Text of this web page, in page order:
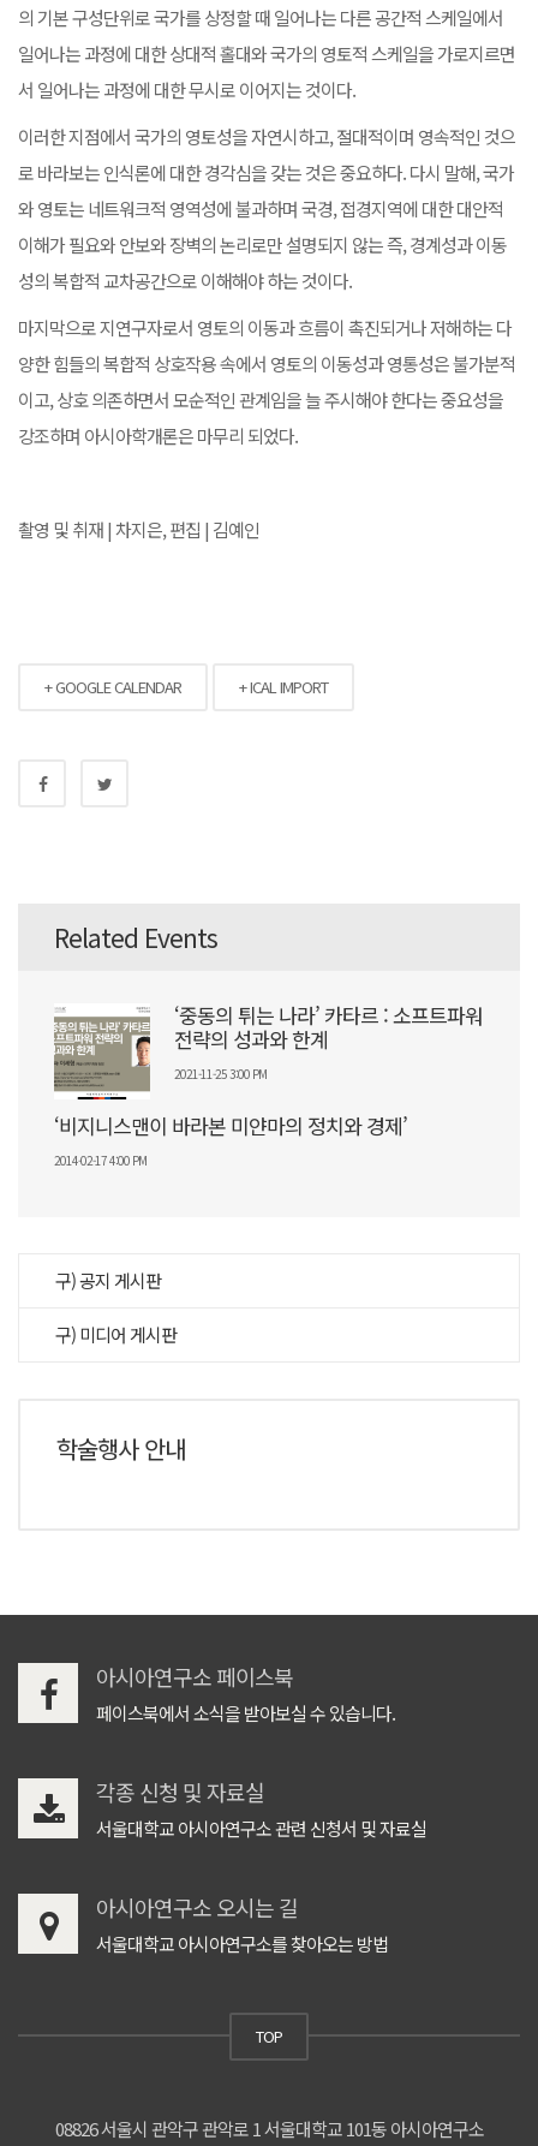
의 기본 구성단위로 국가를 상정할 때 일어나는 다른 공간적 스케일에서
일어나는 과정에 대한 상대적 홀대와 국가의 영토적 스케일을 가로지르면
서 일어나는 과정에 대한 무시로 이어지는 것이다.
이러한 지점에서 국가의 영토성을 자연시하고, 절대적이며 영속적인 것으
로 바라보는 인식론에 대한 경각심을 갖는 것은 중요하다. 다시 말해, 국가
와 영토는 네트워크적 영역성에 불과하며 국경, 접경지역에 대한 대안적
이해가 필요와 안보와 장벽의 논리로만 설명되지 않는 즉, 경계성과 이동
성의 복합적 교차공간으로 이해해야 하는 것이다.
마지막으로 지연구자로서 영토의 이동과 흐름이 촉진되거나 저해하는 다
양한 힘들의 복합적 상호작용 속에서 영토의 이동성과 영통성은 불가분적
이고, 상호 의존하면서 모순적인 관계임을 늘 주시해야 한다는 중요성을
강조하며 아시아학개론은 마무리 되었다.
촬영 및 취재 | 차지은, 편집 | 김예인
+ GOOGLE CALENDAR + ICAL IMPORT
Related Events
‘중동의 튀는 나라’ 카타르 : 소프트파워
전략의 성과와 한계
2021-11-25 3:00 PM
‘비지니스맨이 바라본 미얀마의 정치와 경제’
2014-02-17 4:00 PM
구) 공지 게시판
구) 미디어 게시판
학술행사 안내
아시아연구소 페이스북
페이스북에서 소식을 받아보실 수 있습니다.
각종 신청 및 자료실
서울대학교 아시아연구소 관련 신청서 및 자료실
아시아연구소 오시는 길
서울대학교 아시아연구소를 찾아오는 방법
TOP
08826 서울시 관악구 관악로 1 서울대학교 101동 아시아연구소